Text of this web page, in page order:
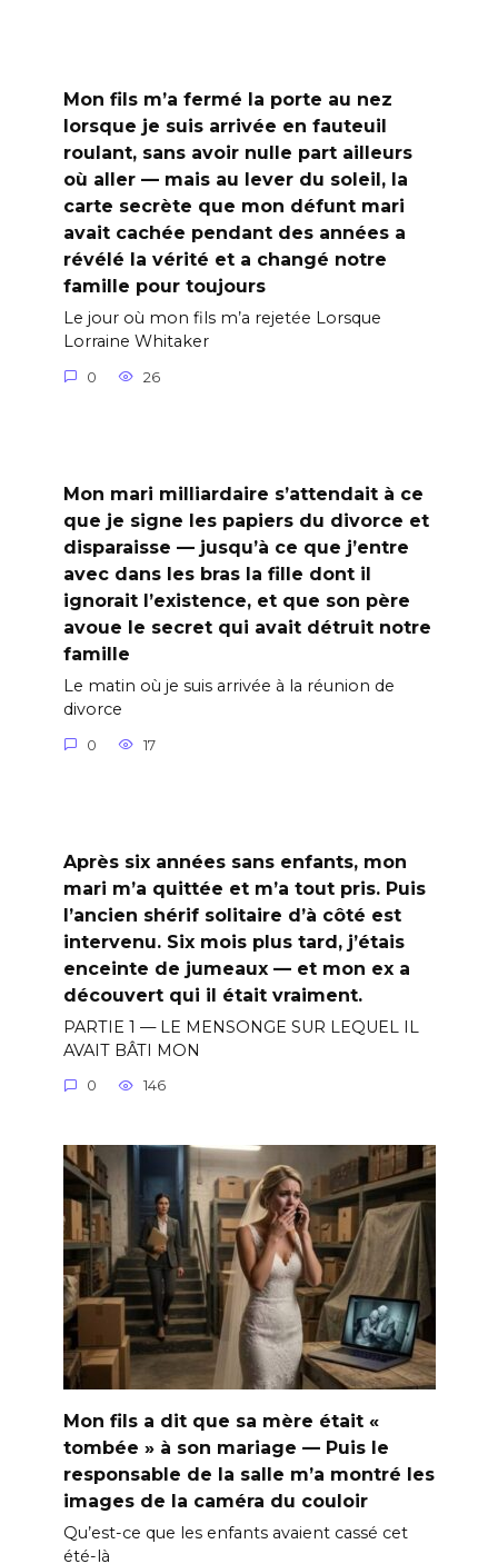
Mon fils m’a fermé la porte au nez
lorsque je suis arrivée en fauteuil
roulant, sans avoir nulle part ailleurs
où aller — mais au lever du soleil, la
carte secrète que mon défunt mari
avait cachée pendant des années a
révélé la vérité et a changé notre
famille pour toujours
Le jour où mon fils m’a rejetée Lorsque
Lorraine Whitaker
0 26
Mon mari milliardaire s’attendait à ce
que je signe les papiers du divorce et
disparaisse — jusqu’à ce que j’entre
avec dans les bras la fille dont il
ignorait l’existence, et que son père
avoue le secret qui avait détruit notre
famille
Le matin où je suis arrivée à la réunion de
divorce
0 17
Après six années sans enfants, mon
mari m’a quittée et m’a tout pris. Puis
l’ancien shérif solitaire d’à côté est
intervenu. Six mois plus tard, j’étais
enceinte de jumeaux — et mon ex a
découvert qui il était vraiment.
PARTIE 1 — LE MENSONGE SUR LEQUEL IL
AVAIT BÂTI MON
0 146
Mon fils a dit que sa mère était «
tombée » à son mariage — Puis le
responsable de la salle m’a montré les
images de la caméra du couloir
Qu’est-ce que les enfants avaient cassé cet
été-là